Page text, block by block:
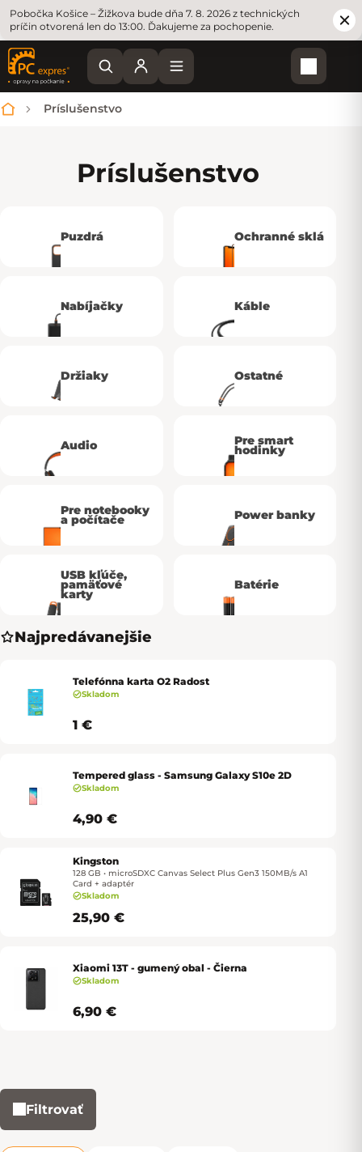
Pobočka Košice – Žižkova bude dňa 7. 8. 2026 z technických
príčin otvorená len do 13:00. Ďakujeme za pochopenie.
Domov
Príslušenstvo
Príslušenstvo
Puzdrá Ochranné sklá
Nabíjačky Káble
Držiaky Ostatné
Audio Pre smart
hodinky
Pre notebooky
a počítače Power banky
USB kľúče,
pamäťové
karty
Batérie
Najpredávanejšie
Telefónna karta O2 Radost
Skladom
1 €
Tempered glass - Samsung Galaxy S10e 2D
Skladom
4,90 €
Kingston
128 GB • microSDXC Canvas Select Plus Gen3 150MB/s A1
Card + adaptér
Skladom
25,90 €
Xiaomi 13T - gumený obal - Čierna
Skladom
6,90 €
Filtrovať
Výpis produktov